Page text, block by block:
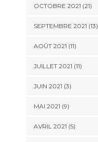
OCTOBRE 2021 (21)
SEPTEMBRE 2021 (13)
AOÛT 2021 (11)
JUILLET 2021 (11)
JUIN 2021 (3)
MAI 2021 (9)
AVRIL 2021 (5)